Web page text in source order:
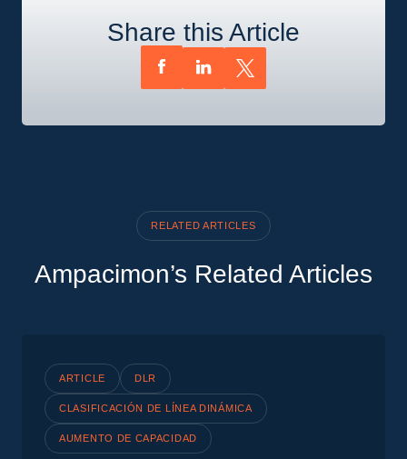
Share this Article
RELATED ARTICLES
Ampacimon’s Related Articles
ARTICLE DLR
CLASIFICACIÓN DE LÍNEA DINÁMICA
AUMENTO DE CAPACIDAD